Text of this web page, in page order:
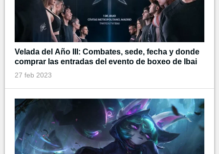
Velada del Año III: Combates, sede, fecha y donde
comprar las entradas del evento de boxeo de Ibai
27 feb 2023